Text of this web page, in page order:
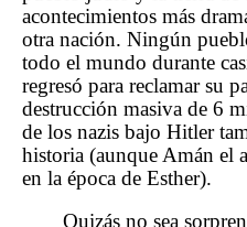
acontecimientos más
otra nación. Ningún
todo el mundo durante
regresó para reclamar su
destrucción masiva de 6
de los nazis bajo Hitler
historia (aunque Amán el
en la época de Esther).
Quizás no sea